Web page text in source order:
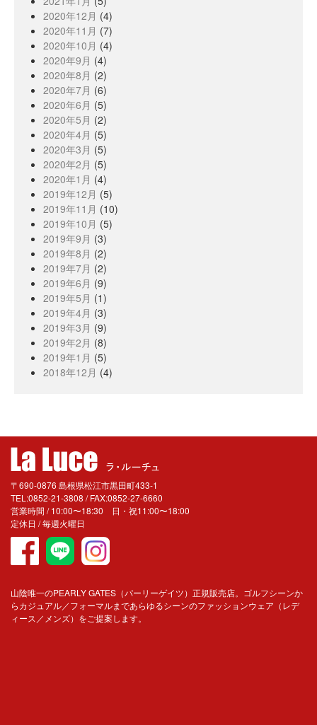
2020年12月 (4)
2020年11月 (7)
2020年10月 (4)
2020年9月 (4)
2020年8月 (2)
2020年7月 (6)
2020年6月 (5)
2020年5月 (2)
2020年4月 (5)
2020年3月 (5)
2020年2月 (5)
2020年1月 (4)
2019年12月 (5)
2019年11月 (10)
2019年10月 (5)
2019年9月 (3)
2019年8月 (2)
2019年7月 (2)
2019年6月 (9)
2019年5月 (1)
2019年4月 (3)
2019年3月 (9)
2019年2月 (8)
2019年1月 (5)
2018年12月 (4)
〒690-0876 島根県松江市黒田町433-1
TEL:0852-21-3808 / FAX:0852-27-6660
営業時間 / 10:00〜18:30 日・祝11:00〜18:00
定休日 / 毎週火曜日
山陰唯一のPEARLY GATES（パーリーゲイツ）正規販売店。ゴルフシーンか
らカジュアル／フォーマルまであらゆるシーンのファッションウェア（レデ
ィース／メンズ）をご提案します。